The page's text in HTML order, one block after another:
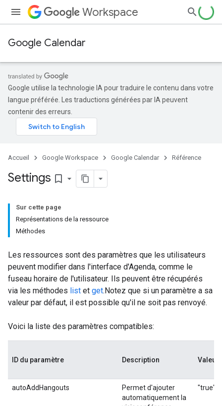
Workspace
Google Calendar
Google utilise la technologie IA pour traduire le contenu dans votre
langue préférée. Les traductions générées par IA peuvent
contenir des erreurs.
Accueil Google Workspace Google Calendar Référence
Settings bookmark_border
Sur cette page
Représentations de la ressource
Méthodes
Les ressources sont des paramètres que les utilisateurs
peuvent modifier dans l'interface d'Agenda, comme le
fuseau horaire de l'utilisateur. Ils peuvent être récupérés
via les méthodes list et get.Notez que si un paramètre a sa
valeur par défaut, il est possible qu'il ne soit pas renvoyé.
Voici la liste des paramètres compatibles:
ID du paramètre Description
autoAddHangouts
Permet d'ajouter
automatiquement la
"true",